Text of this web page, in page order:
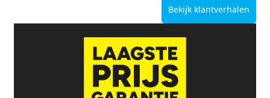
Bekijk klantverhalen